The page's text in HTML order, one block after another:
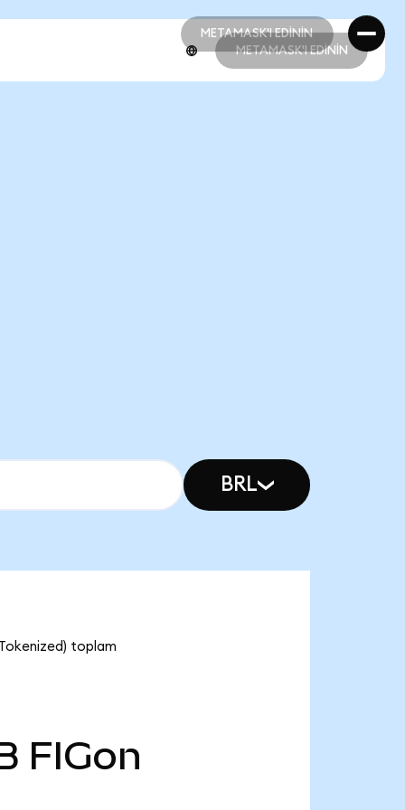
METAMASK'I EDİNİN
METAMASK'I EDİNİN
METAMASK'I EDİNİN
BRL
Tokenized) toplam
FIGon